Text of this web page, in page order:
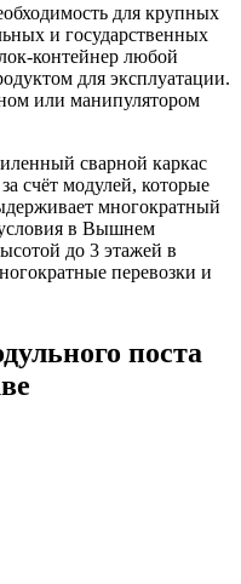
для крупных
и государственных
контейнер любой
для эксплуатации.
или манипулятором
сварной каркас
счёт модулей, которые
многократный
в Вышнем
до 3 этажей в
перевозки и